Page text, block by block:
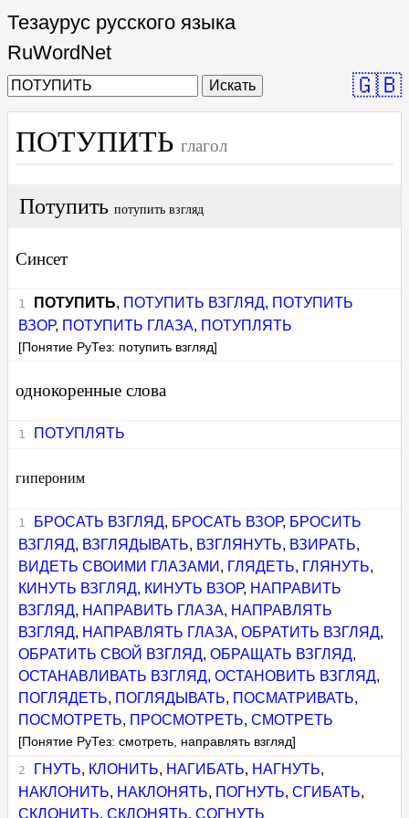
Тезаурус русского языка
RuWordNet
Искать 🇬🇧
ПОТУПИТЬ глагол
Потупить потупить взгляд
Синсет
ПОТУПИТЬ, ПОТУПИТЬ ВЗГЛЯД, ПОТУПИТЬ
ВЗОР, ПОТУПИТЬ ГЛАЗА, ПОТУПЛЯТЬ
[Понятие РуТез: потупить взгляд]
однокоренные слова
ПОТУПЛЯТЬ
гипероним
БРОСАТЬ ВЗГЛЯД, БРОСАТЬ ВЗОР, БРОСИТЬ
ВЗГЛЯД, ВЗГЛЯДЫВАТЬ, ВЗГЛЯНУТЬ, ВЗИРАТЬ,
ВИДЕТЬ СВОИМИ ГЛАЗАМИ , ГЛЯДЕТЬ, ГЛЯНУТЬ,
КИНУТЬ ВЗГЛЯД, КИНУТЬ ВЗОР, НАПРАВИТЬ
ВЗГЛЯД, НАПРАВИТЬ ГЛАЗА, НАПРАВЛЯТЬ
ВЗГЛЯД, НАПРАВЛЯТЬ ГЛАЗА,ОБРАТИТЬ ВЗГЛЯД,
ОБРАТИТЬ СВОЙ ВЗГЛЯД,ОБРАЩАТЬ ВЗГЛЯД,
ОСТАНАВЛИВАТЬ ВЗГЛЯД,ОСТАНОВИТЬ ВЗГЛЯД,
ПОГЛЯДЕТЬ, ПОГЛЯДЫВАТЬ, ПОСМАТРИВАТЬ,
ПОСМОТРЕТЬ, ПРОСМОТРЕТЬ,СМОТРЕТЬ
[Понятие РуТез: смотреть, направлять взгляд]
ГНУТЬ, КЛОНИТЬ, НАГИБАТЬ, НАГНУТЬ,
НАКЛОНИТЬ, НАКЛОНЯТЬ, ПОГНУТЬ,СГИБАТЬ,
СКЛОНИТЬ,СКЛОНЯТЬ,СОГНУТЬ